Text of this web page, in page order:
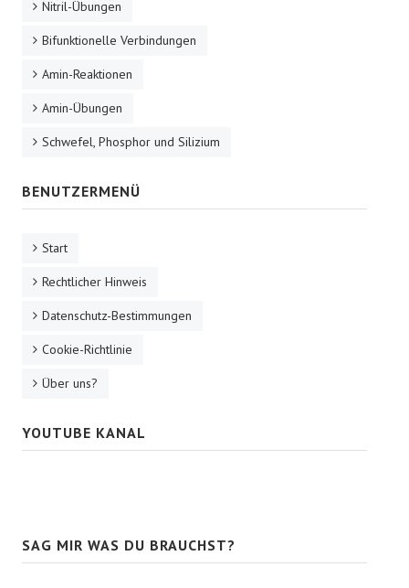
Nitril-Übungen
Bifunktionelle Verbindungen
Amin-Reaktionen
Amin-Übungen
Schwefel, Phosphor und Silizium
BENUTZERMENÜ
Start
Rechtlicher Hinweis
Datenschutz-Bestimmungen
Cookie-Richtlinie
Über uns?
YOUTUBE KANAL
SAG MIR WAS DU BRAUCHST?